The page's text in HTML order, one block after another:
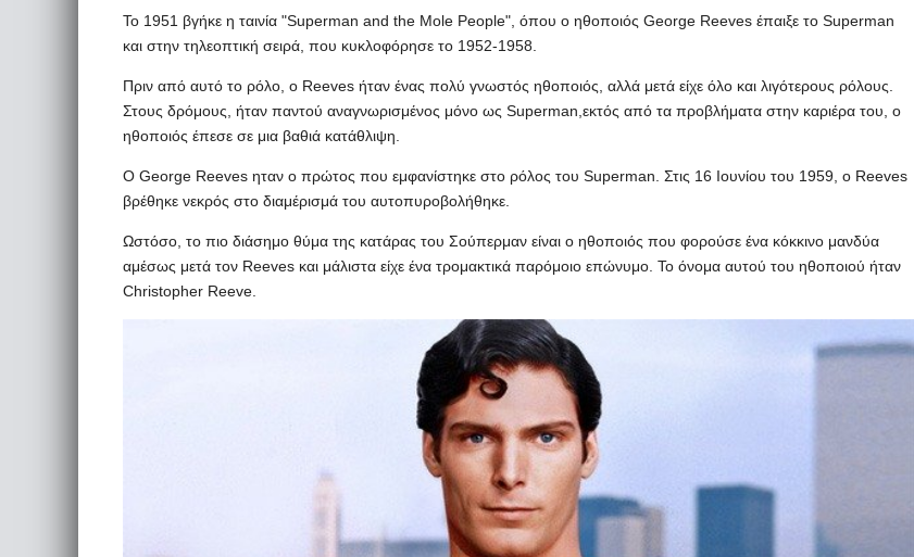
Το 1951 βγήκε η ταινία "Superman and the Mole People", όπου ο ηθοποιός George Reeves έπαιξε το Superman
και στην τηλεοπτική σειρά, που κυκλοφόρησε το 1952-1958.
Πριν από αυτό το ρόλο, ο Reeves ήταν ένας πολύ γνωστός ηθοποιός, αλλά μετά είχε όλο και λιγότερους ρόλους.
Στους δρόμους, ήταν παντού αναγνωρισμένος μόνο ως Superman,εκτός ​​από τα προβλήματα στην καριέρα του, ο
ηθοποιός έπεσε σε μια βαθιά κατάθλιψη.
Ο George Reeves ηταν ο πρώτος που εμφανίστηκε στο ρόλος του Superman. Στις 16 Ιουνίου του 1959, ο Reeves
βρέθηκε νεκρός στο διαμέρισμά του αυτοπυροβολήθηκε.
Ωστόσο, το πιο διάσημο θύμα της κατάρας του Σούπερμαν είναι ο ηθοποιός που φορούσε ένα κόκκινο μανδύα
αμέσως μετά τον Reeves και μάλιστα είχε ένα τρομακτικά παρόμοιο επώνυμο. Το όνομα αυτού του ηθοποιού ήταν
Christopher Reeve.